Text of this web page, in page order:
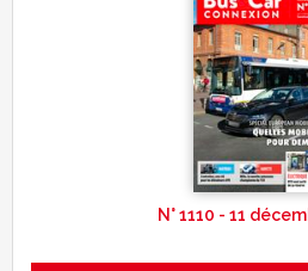
N° 1110 - 11